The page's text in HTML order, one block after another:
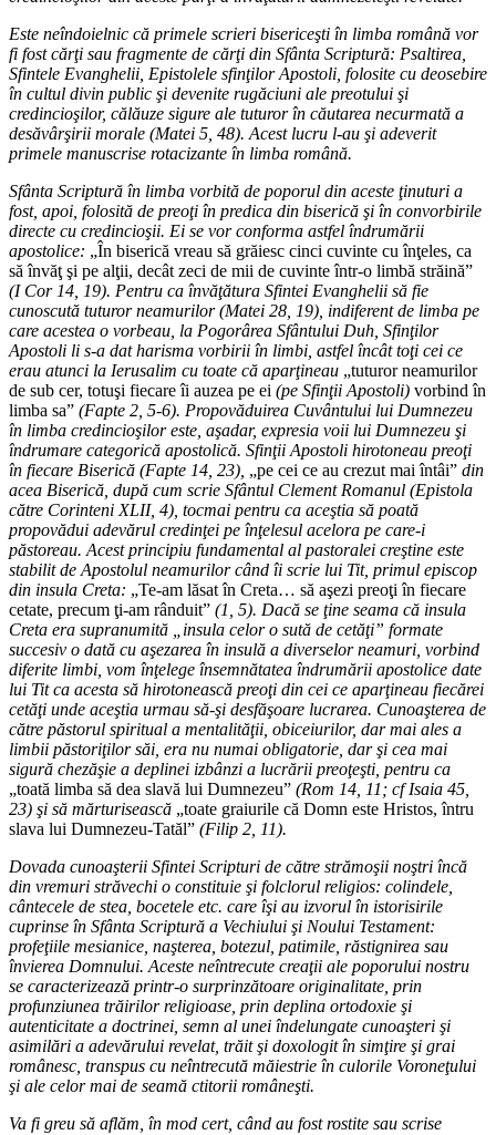
Este neîndoielnic că primele scrieri bisericeşti în limba română vor
fi fost cărţi sau fragmente de cărţi din Sfânta Scriptură: Psaltirea,
Sfintele Evanghelii, Epistolele sfinţilor Apostoli, folosite cu deosebire
în cultul divin public şi devenite rugăciuni ale preotului şi
credincioşilor, călăuze sigure ale tuturor în căutarea necurmată a
desăvârşirii morale (Matei 5, 48). Acest lucru l-au şi adeverit
primele manuscrise rotacizante în limba română.
Sfânta Scriptură în limba vorbită de poporul din aceste ţinuturi a
fost, apoi, folosită de preoţi în predica din biserică şi în convorbirile
directe cu credincioşii. Ei se vor conforma astfel îndrumării
apostolice: „În biserică vreau să grăiesc cinci cuvinte cu înţeles, ca
să învăţ şi pe alţii, decât zeci de mii de cuvinte într-o limbă străină”
(I Cor 14, 19). Pentru ca învăţătura Sfintei Evanghelii să fie
cunoscută tuturor neamurilor (Matei 28, 19), indiferent de limba pe
care acestea o vorbeau, la Pogorârea Sfântului Duh, Sfinţilor
Apostoli li s-a dat harisma vorbirii în limbi, astfel încât toţi cei ce
erau atunci la Ierusalim cu toate că aparţineau „tuturor neamurilor
de sub cer, totuşi fiecare îi auzea pe ei (pe Sfinţii Apostoli) vorbind în
limba sa” (Fapte 2, 5-6). Propovăduirea Cuvântului lui Dumnezeu
în limba credincioşilor este, aşadar, expresia voii lui Dumnezeu şi
îndrumare categorică apostolică. Sfinţii Apostoli hirotoneau preoţi
în fiecare Biserică (Fapte 14, 23), „pe cei ce au crezut mai întâi” din
acea Biserică, după cum scrie Sfântul Clement Romanul (Epistola
către Corinteni XLII, 4), tocmai pentru ca aceştia să poată
propovădui adevărul credinţei pe înţelesul acelora pe care-i
păstoreau. Acest principiu fundamental al pastoralei creştine este
stabilit de Apostolul neamurilor când îi scrie lui Tit, primul episcop
din insula Creta: „Te-am lăsat în Creta… să aşezi preoţi în fiecare
cetate, precum ţi-am rânduit” (1, 5). Dacă se ţine seama că insula
Creta era supranumită „insula celor o sută de cetăţi” formate
succesiv o dată cu aşezarea în insulă a diverselor neamuri, vorbind
diferite limbi, vom înţelege însemnătatea îndrumării apostolice date
lui Tit ca acesta să hirotonească preoţi din cei ce aparţineau fiecărei
cetăţi unde aceştia urmau să-şi desfăşoare lucrarea. Cunoaşterea de
către păstorul spiritual a mentalităţii, obiceiurilor, dar mai ales a
limbii păstoriţilor săi, era nu numai obligatorie, dar şi cea mai
sigură chezăşie a deplinei izbânzi a lucrării preoţeşti, pentru ca
„toată limba să dea slavă lui Dumnezeu” (Rom 14, 11; cf Isaia 45,
23) şi să mărturisească „toate graiurile că Domn este Hristos, întru
slava lui Dumnezeu-Tatăl” (Filip 2, 11).
Dovada cunoaşterii Sfintei Scripturi de către strămoşii noştri încă
din vremuri străvechi o constituie şi folclorul religios: colindele,
cântecele de stea, bocetele etc. care îşi au izvorul în istorisirile
cuprinse în Sfânta Scriptură a Vechiului şi Noului Testament:
profeţiile mesianice, naşterea, botezul, patimile, răstignirea sau
învierea Domnului. Aceste neîntrecute creaţii ale poporului nostru
se caracterizează printr-o surprinzătoare originalitate, prin
profunziunea trăirilor religioase, prin deplina ortodoxie şi
autenticitate a doctrinei, semn al unei îndelungate cunoaşteri şi
asimilări a adevărului revelat, trăit şi doxologit în simţire şi grai
românesc, transpus cu neîntrecută măiestrie în culorile Voroneţului
şi ale celor mai de seamă ctitorii româneşti.
Va fi greu să aflăm, în mod cert, când au fost rostite sau scrise